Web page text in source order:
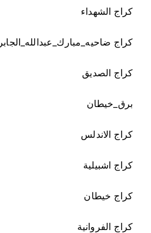
كراج الشهداء
كراج ضاحيه_مبارك_عبدالله_الجابر
كراج الصديق
برق_خيطان
كراج الاندلس
كراج اشبيلية
كراج خيطان
كراج الفروانية